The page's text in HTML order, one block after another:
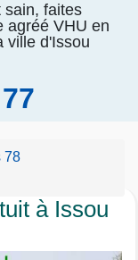
sain, faites
agréé VHU en
ville d'Issou
78
à Issou